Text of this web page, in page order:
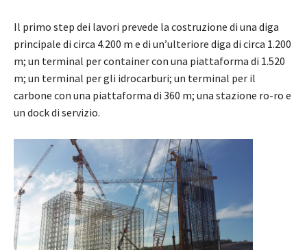
Il primo step dei lavori prevede la costruzione di una diga
principale di circa 4.200 m e di un’ulteriore diga di circa 1.200
m; un terminal per container con una piattaforma di 1.520
m; un terminal per gli idrocarburi; un terminal per il
carbone con una piattaforma di 360 m; una stazione ro-ro e
un dock di servizio.